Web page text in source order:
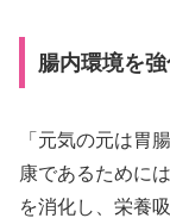
腸内環境を強
「元気の元は胃
康であるために
を消化し、栄養